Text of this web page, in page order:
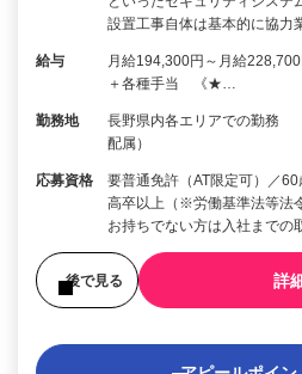
設置工事自体は基本的に協
給与
月給194,300円～月給
＋各種手当 《★…
勤務地
長野県内各エリアでの勤務
配属）
応募資格
要普通免許（AT限定可）／
高卒以上（※労働基準法等法
お持ちでない方は入社までの
後で見る 詳